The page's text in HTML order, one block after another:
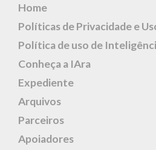
Home
Políticas de Privacidade e
Política de uso de
Conheça a IAra
Expediente
Arquivos
Parceiros
Apoiadores